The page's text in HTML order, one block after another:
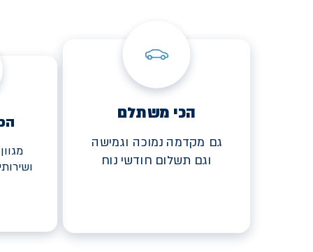
הכי משתלם
גם מקדמה נמוכה וגמישה
וגם תשלום חודשי נוח